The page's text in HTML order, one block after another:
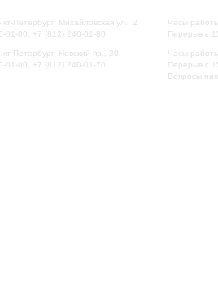
Петербург, Михайловская ул., 2
01-00, +7 (812) 240-01-80
Петербург, Невский пр., 30
01-00, +7 (812) 240-01-70
Часы
Перерыв с
Часы
Перерыв с
Вопросы